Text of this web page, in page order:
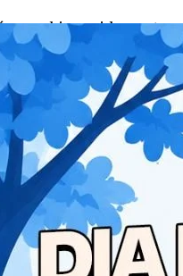
subiu rapidamente,
O idoso foi
90°, usada para
encaminhados ao